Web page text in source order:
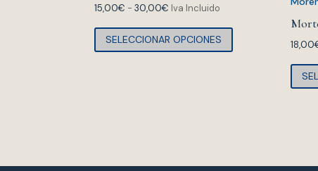
15,00€ - 30,00€ Rango
de
precios:
Iva Incluido
SELECCIONAR OPCIONES
Este
18,00